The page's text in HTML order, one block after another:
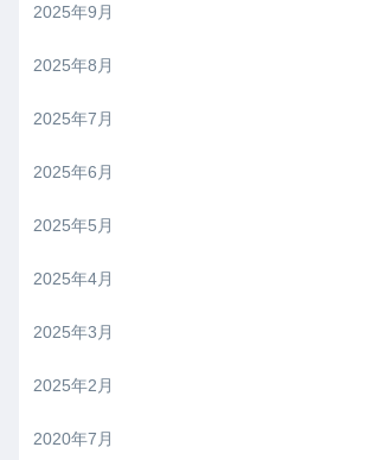
2025年9月
2025年8月
2025年7月
2025年6月
2025年5月
2025年4月
2025年3月
2025年2月
2020年7月